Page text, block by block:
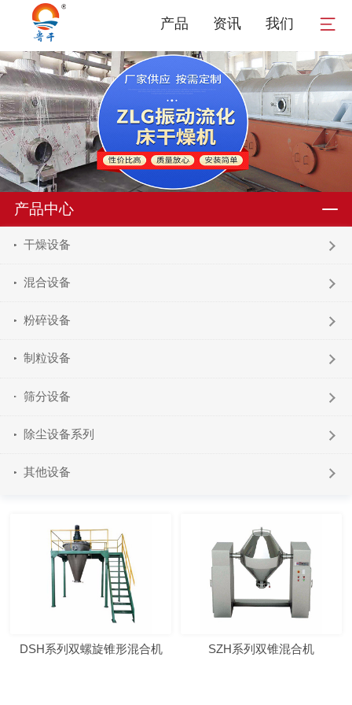
产品 资讯 我们
产品中心
干燥设备
混合设备
粉碎设备
制粒设备
筛分设备
除尘设备系列
其他设备
DSH系列双螺旋锥形混合机 SZH系列双锥混合机